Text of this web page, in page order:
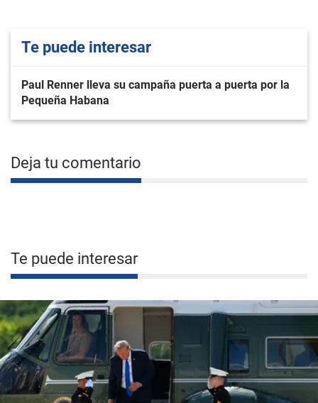
Te puede interesar
Paul Renner lleva su campaña puerta a puerta por la
Pequeña Habana
Deja tu comentario
Te puede interesar